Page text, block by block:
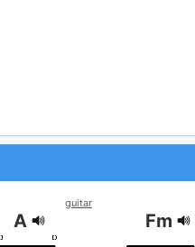
guitar
A Fm